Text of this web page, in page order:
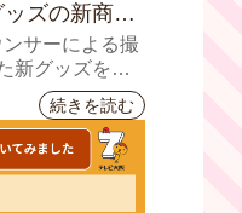
ズの新商品
は「個性全
詰め込んだ
サーによる撮
新グッズを発
続きを読む